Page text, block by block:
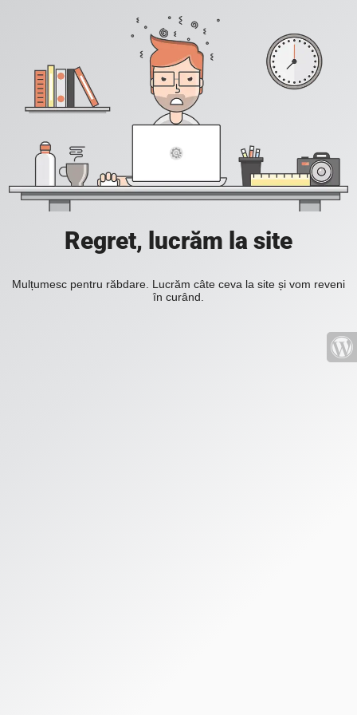
Regret, lucrăm la site
Mulțumesc pentru răbdare. Lucrăm câte ceva la site și vom reveni
în curând.